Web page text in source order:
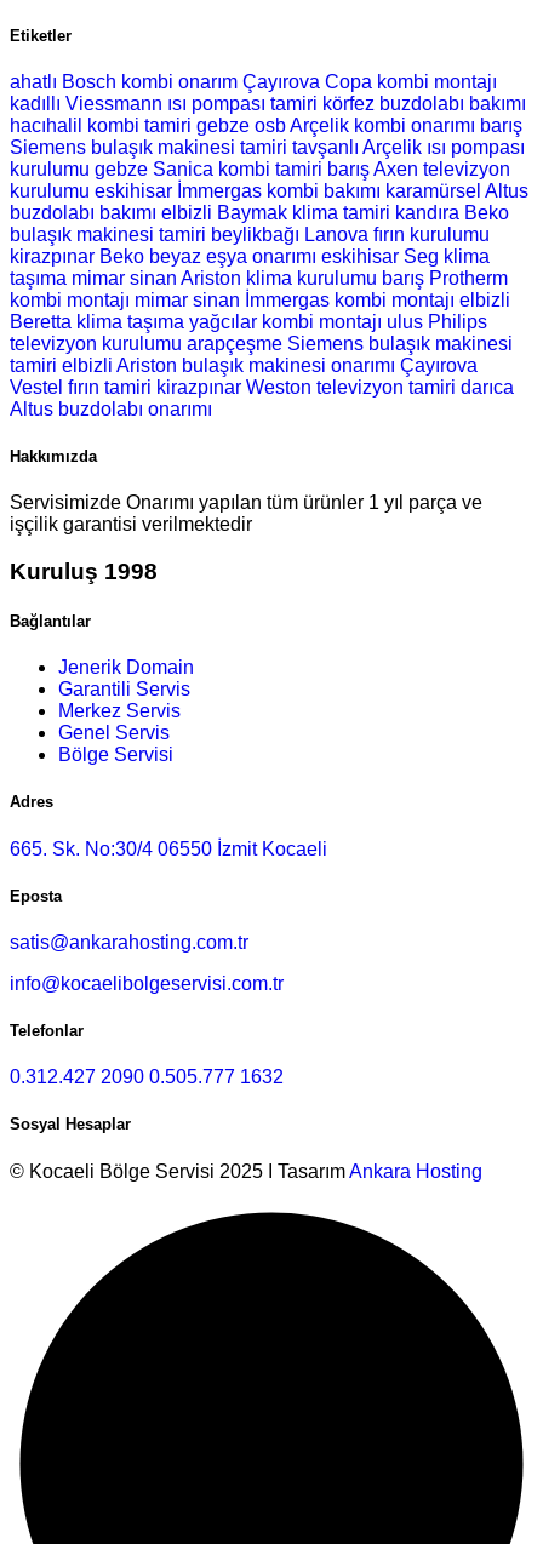
Etiketler
ahatlı Bosch kombi onarım Çayırova Copa kombi montajı
kadıllı Viessmann ısı pompası tamiri körfez buzdolabı bakımı
hacıhalil kombi tamiri gebze osb Arçelik kombi onarımı barış
Siemens bulaşık makinesi tamiri tavşanlı Arçelik ısı pompası
kurulumu gebze Sanica kombi tamiri barış Axen televizyon
kurulumu eskihisar İmmergas kombi bakımı karamürsel Altus
buzdolabı bakımı elbizli Baymak klima tamiri kandıra Beko
bulaşık makinesi tamiri beylikbağı Lanova fırın kurulumu
kirazpınar Beko beyaz eşya onarımı eskihisar Seg klima
taşıma mimar sinan Ariston klima kurulumu barış Protherm
kombi montajı mimar sinan İmmergas kombi montajı elbizli
Beretta klima taşıma yağcılar kombi montajı ulus Philips
televizyon kurulumu arapçeşme Siemens bulaşık makinesi
tamiri elbizli Ariston bulaşık makinesi onarımı Çayırova
Vestel fırın tamiri kirazpınar Weston televizyon tamiri darıca
Altus buzdolabı onarımı
Hakkımızda
Servisimizde Onarımı yapılan tüm ürünler 1 yıl parça ve
işçilik garantisi verilmektedir
Kuruluş 1998
Bağlantılar
Jenerik Domain
Garantili Servis
Merkez Servis
Genel Servis
Bölge Servisi
Adres
665. Sk. No:30/4 06550 İzmit Kocaeli
Eposta
satis@ankarahosting.com.tr
info@kocaelibolgeservisi.com.tr
Telefonlar
0.312.427 2090 0.505.777 1632
Sosyal Hesaplar
© Kocaeli Bölge Servisi 2025 I TasarımAnkara Hosting